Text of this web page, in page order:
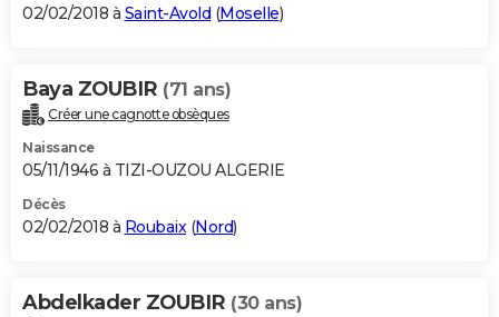
02/02/2018 à Saint-Avold (Moselle)
Baya ZOUBIR (71 ans)
Créer une cagnotte obsèques
Naissance
05/11/1946 à TIZI-OUZOU ALGERIE
Décès
02/02/2018 à Roubaix(Nord)
Abdelkader ZOUBIR (30 ans)